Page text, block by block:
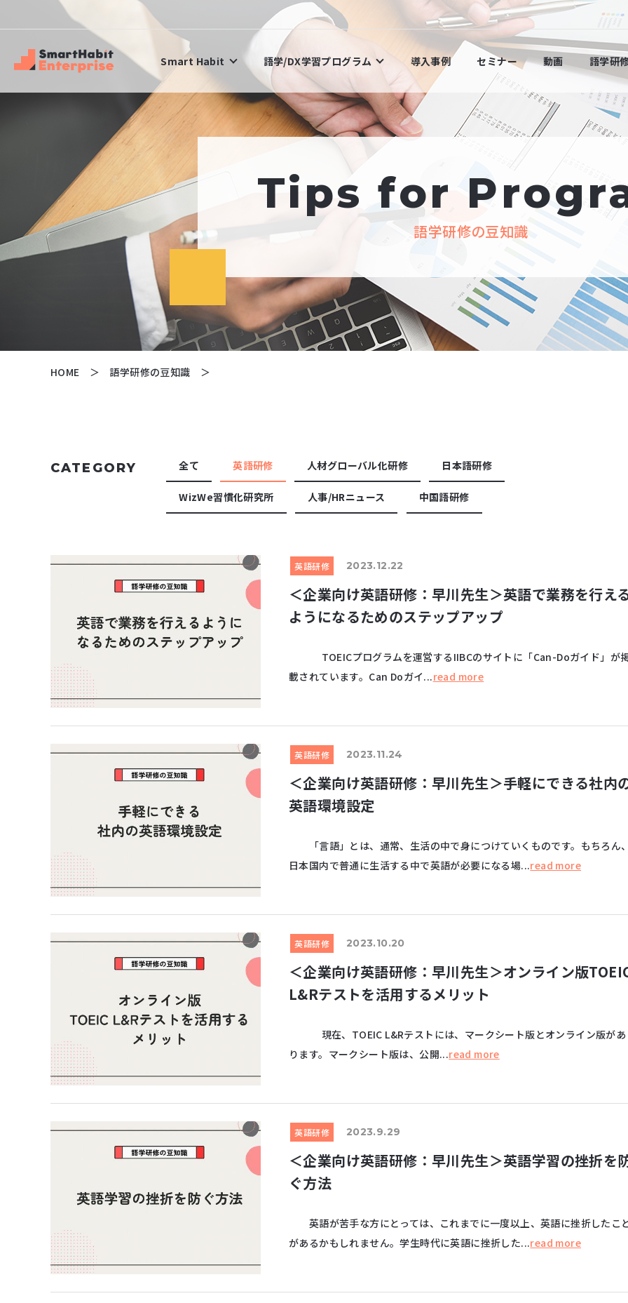
Smart Habit 語学/DX学習プログラム 導入事例 セミナー 動画 語学研
Tips for
語学研修の豆知識
HOME 語学研修の豆知識
CATEGORY 全て 英語研修 人材グローバル化研修 日本語研修
WizWe習慣化研究所 人事/HRニュース 中国語研修
英語研修 2023.12.22
＜企業向け英語研修：早川先生＞英語で業務を行え
ようになるためのステップアップ
TOEICプログラムを運営するIIBCのサイトに「Can-Doガイド」が
載されています。Can Doガイ...read more
英語研修 2023.11.24
＜企業向け英語研修：早川先生＞手軽にできる社内
英語環境設定
「言語」とは、通常、生活の中で身につけていくものです。もちろん
日本国内で普通に生活する中で英語が必要になる場...read more
英語研修 2023.10.20
＜企業向け英語研修：早川先生＞オンライン版
L&Rテストを活用するメリット
現在、TOEIC L&Rテストには、マークシート版とオンライン版があ
ります。マークシート版は、公開...read more
英語研修 2023.9.29
＜企業向け英語研修：早川先生＞英語学習の挫折を
ぐ方法
英語が苦手な方にとっては、これまでに一度以上、英語に挫折したこ
があるかもしれません。学生時代に英語に挫折した...read more